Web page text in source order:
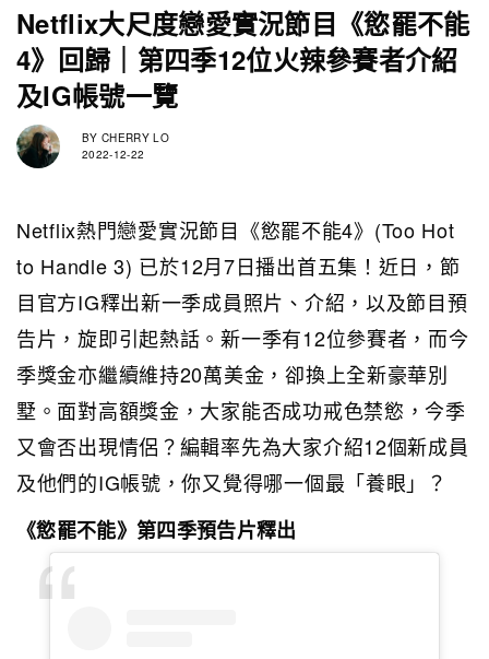
Netflix大尺度戀愛實況節目《慾罷不能
4》回歸｜第四季12位火辣參賽者介紹
及IG帳號一覽
BY CHERRY LO
2022-12-22
Netflix熱門戀愛實況節目《慾罷不能4》(Too Hot
to Handle 3) 已於12月7日播出首五集！近日，節
目官方IG釋出新一季成員照片、介紹，以及節目預
告片，旋即引起熱話。新一季有12位參賽者，而今
季獎金亦繼續維持20萬美金，卻換上全新豪華別
墅。面對高額獎金，大家能否成功戒色禁慾，今季
又會否出現情侶？編輯率先為大家介紹12個新成員
及他們的IG帳號，你又覺得哪一個最「養眼」？
《慾罷不能》第四季預告片釋出